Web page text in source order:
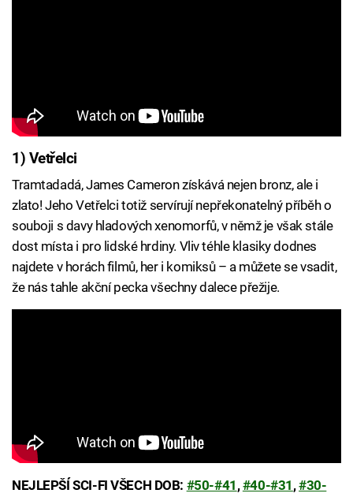
1) Vetřelci
Tramtadadá, James Cameron získává nejen bronz, ale i
zlato! Jeho Vetřelci totiž servírují nepřekonatelný příběh o
souboji s davy hladových xenomorfů, v němž je však stále
dost místa i pro lidské hrdiny. Vliv téhle klasiky dodnes
najdete v horách filmů, her i komiksů – a můžete se vsadit,
že nás tahle akční pecka všechny dalece přežije.
NEJLEPŠÍ SCI-FI VŠECH DOB: #50-#41 ,#40-#31 ,#30-